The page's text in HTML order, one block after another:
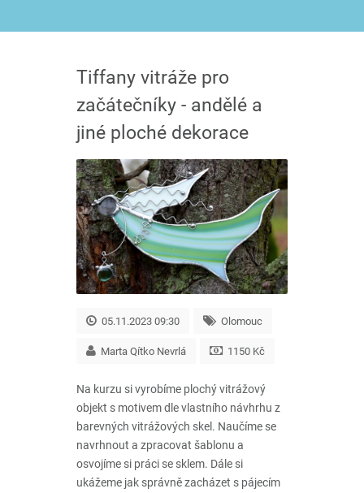
Tiffany vitráže pro
začátečníky - andělé a
jiné ploché dekorace
05.11.2023 09:30 Olomouc
Marta Qítko Nevrlá 1150 Kč
Na kurzu si vyrobíme plochý vitrážový
objekt s motivem dle vlastního návhrhu z
barevných vitrážových skel. Naučíme se
navrhnout a zpracovat šablonu a
osvojíme si práci se sklem. Dále si
ukážeme jak správně zacházet s pájecím